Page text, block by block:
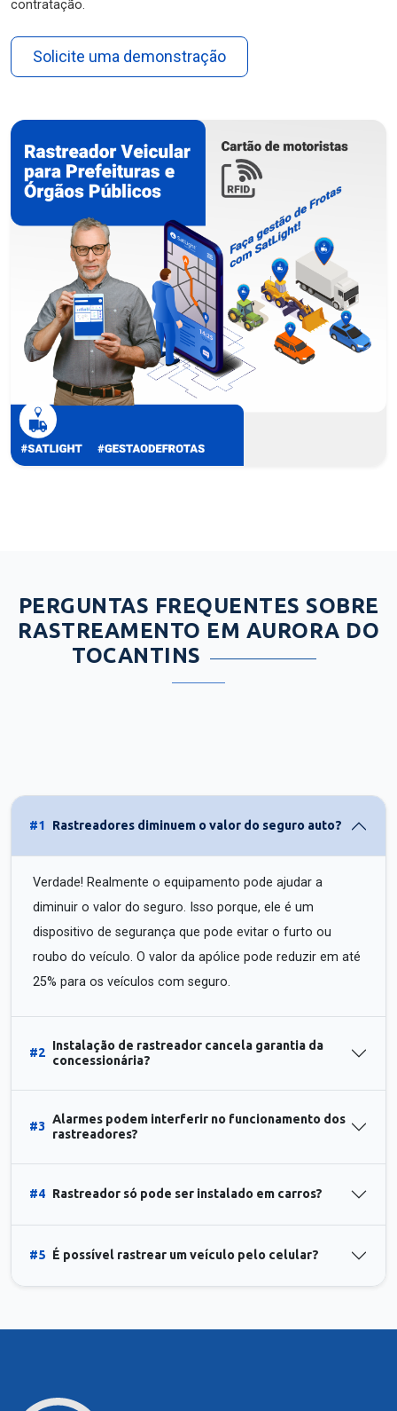
contratação.
Solicite uma demonstração
PERGUNTAS FREQUENTES SOBRE
RASTREAMENTO EM AURORA DO
TOCANTINS
#1 Rastreadores diminuem o valor do seguro auto?
Verdade! Realmente o equipamento pode ajudar a
diminuir o valor do seguro. Isso porque, ele é um
dispositivo de segurança que pode evitar o furto ou
roubo do veículo. O valor da apólice pode reduzir em até
25% para os veículos com seguro.
#2
Instalação de rastreador cancela garantia da
concessionária?
#3
Alarmes podem interferir no funcionamento dos
rastreadores?
#4 Rastreador só pode ser instalado em carros?
#5 É possível rastrear um veículo pelo celular?